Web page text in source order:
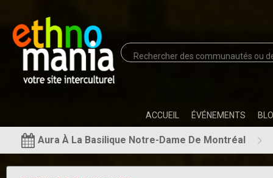
ACCUEIL ÉVÉNEMENTS
Aura À La Basilique Notre-Dame De Montréal